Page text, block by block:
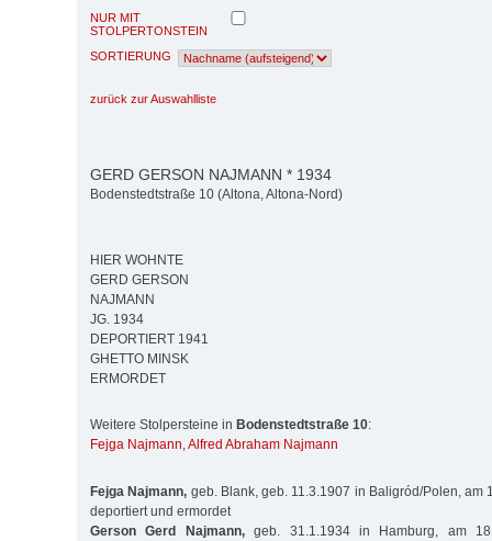
NUR MIT
STOLPERTONSTEIN
SORTIERUNG
zurück zur Auswahlliste
GERD GERSON NAJMANN * 1934
Bodenstedtstraße 10 (Altona, Altona-Nord)
HIER WOHNTE
GERD GERSON
NAJMANN
JG. 1934
DEPORTIERT 1941
GHETTO MINSK
ERMORDET
Weitere Stolpersteine in Bodenstedtstraße 10:
Fejga Najmann,Alfred Abraham Najmann
Fejga Najmann, geb. Blank, geb. 11.3.1907 in Baligród/Polen, am
deportiert und ermordet
Gerson Gerd Najmann,geb. 31.1.1934 in Hamburg, am